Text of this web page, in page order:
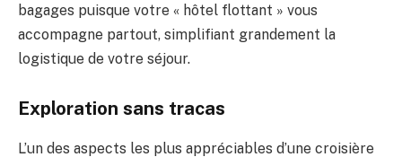
bagages puisque votre « hôtel flottant » vous
accompagne partout, simplifiant grandement la
logistique de votre séjour.
Exploration sans tracas
L’un des aspects les plus appréciables d’une croisière